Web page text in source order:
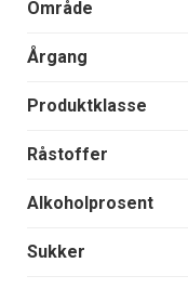
Område
Årgang
Produktklasse
Råstoffer
Alkoholprosent
Sukker